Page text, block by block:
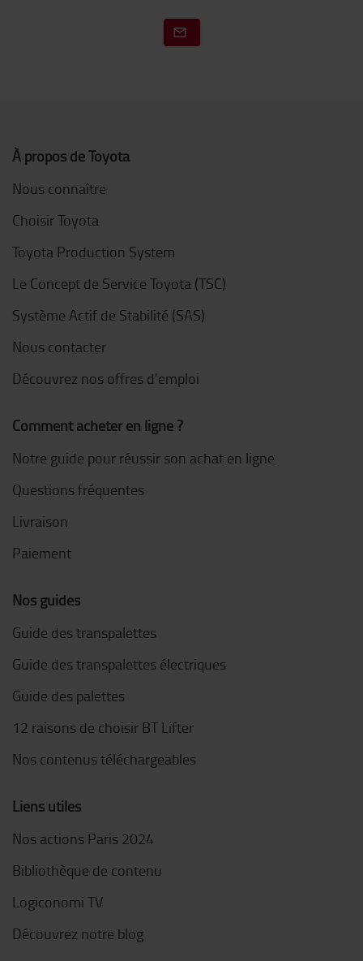
À propos de Toyota
Nous connaître
Choisir Toyota
Toyota Production System
Le Concept de Service Toyota (TSC)
Système Actif de Stabilité (SAS)
Nous contacter
Découvrez nos offres d'emploi
Comment acheter en ligne ?
Notre guide pour réussir son achat en ligne
Questions fréquentes
Livraison
Paiement
Nos guides
Guide des transpalettes
Guide des transpalettes électriques
Guide des palettes
12 raisons de choisir BT Lifter
Nos contenus téléchargeables
Liens utiles
Nos actions Paris 2024
Bibliothèque de contenu
Logiconomi TV
Découvrez notre blog